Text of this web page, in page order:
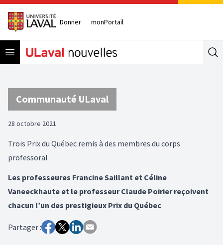
Donner monPortail
Open menu
Communauté ULaval
28 octobre 2021
Trois Prix du Québec remis à des membres du corps
professoral
Les professeures Francine Saillant et Céline
Vaneeckhaute et le professeur Claude Poirier reçoivent
chacun l’un des prestigieux Prix du Québec
Partager :